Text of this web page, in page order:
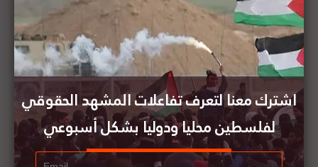
الخارجية الفلسطينية تدين انتقال الحملة الانتخابية
الإسرائيلية إلى شوارع الضفة الغربية
مركز "غيشا" الإسرائيلي للدفاع عن حرية الحركة يصدر
موقفه من قرار المحكمة الجنائية الدولية الأخير
اشترك معنا لتعرف تفاعلات المشهد الحقوقي
لفلسطين محليا ودوليا بشكل أسبوعي